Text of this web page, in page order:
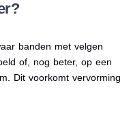
banden met velgen
of, nog beter, op een
Dit voorkomt vervorming